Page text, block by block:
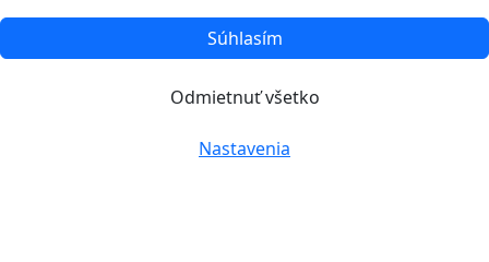
Súhlasím
Odmietnuť všetko
Nastavenia